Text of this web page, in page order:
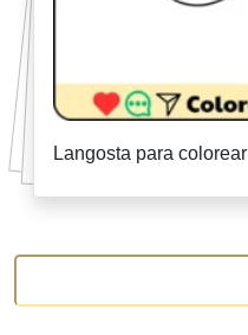
Langosta para colorear